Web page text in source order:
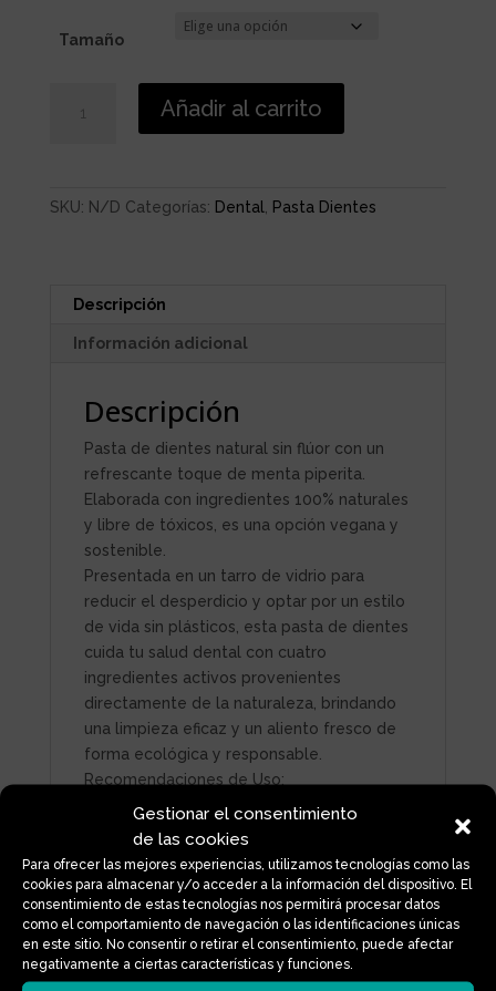
Gestionar el consentimiento
de las cookies
Para ofrecer las mejores experiencias, utilizamos tecnologías como las
cookies para almacenar y/o acceder a la información del dispositivo. El
consentimiento de estas tecnologías nos permitirá procesar datos
como el comportamiento de navegación o las identificaciones únicas
en este sitio. No consentir o retirar el consentimiento, puede afectar
negativamente a ciertas características y funciones.
hasta
10,45 €
Tamaño
CREMA
Añadir al carrito
SKU: N/D Categorías: Dental Pasta Dientes
Descripción
Información adicional
Descripción
Pasta de dientes natural sin flúor con un
refrescante toque de menta piperita.
Elaborada con ingredientes 100% naturales
y libre de tóxicos, es una opción vegana y
sostenible.
Presentada en un tarro de vidrio para
reducir el desperdicio y optar por un estilo
de vida sin plásticos, esta pasta de dientes
cuida tu salud dental con cuatro
ingredientes activos provenientes
directamente de la naturaleza, brindando
una limpieza eficaz y un aliento fresco de
forma ecológica y responsable.
Recomendaciones de Uso:
Pon un poco de pasta de dientes en un
cepillo de dientes seco, o bien use el
palito para poner un poco de pasta en el
cepillo. Luego moja el cepillo y limpia los
dientes.
La pasta de dientes natural SIN flúor
normalmente no se traga, pero en caso de
tragar un poco, es completamente